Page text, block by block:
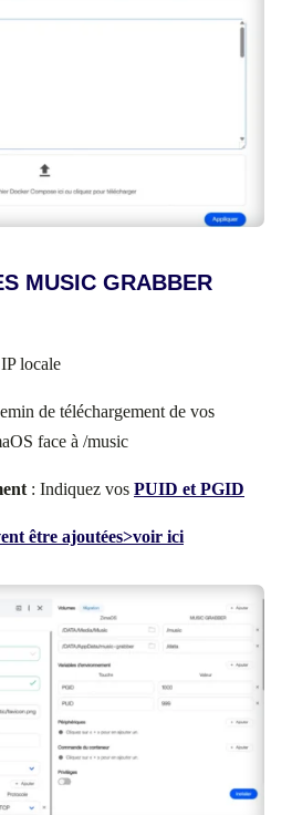
MUSIC GRABBER
locale
de téléchargement de vos
face à /music
: Indiquez vos PUID et PGID
être ajoutées>voir ici